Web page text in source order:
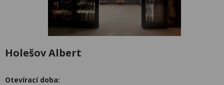
Holešov Albert
Otevírací doba: